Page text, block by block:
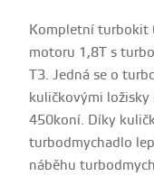
Kompletní turbokit
motoru 1,8T s
T3. Jedná se o
kuličkovými
450koní. Díky
turbodmychadlo
náběhu